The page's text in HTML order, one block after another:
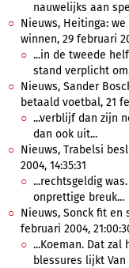
nauwelijks aan
Nieuws, Heitinga:
winnen, 29 februari
...in de tweede
stand verplicht
Nieuws, Sander
betaald voetbal, 21
...verblijf dan zijn
dan ook uit...
Nieuws, Trabelsi
2004, 14:35:31
...rechtsgeldig
onprettige breuk...
Nieuws, Sonck fit en
februari 2004,
...Koeman. Dat zal
blessures lijkt Van